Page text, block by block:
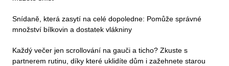
Snídaně, která zasytí na celé dopoledne: Pomůže správné
množství bílkovin a dostatek vlákniny
Každý večer jen scrollování na gauči a ticho? Zkuste s
partnerem rutinu, díky které uklidíte dům i zažehnete starou